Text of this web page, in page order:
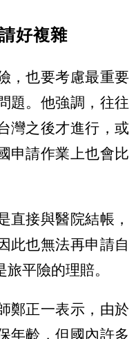
好複雜
，也要考慮最重要
題。他強調，往往
灣之後才進行，或
申請作業上也會比
直接與醫院結帳，
此也無法再申請自
平險的理賠。
鄭正一表示，由於
年齡，但國內許多